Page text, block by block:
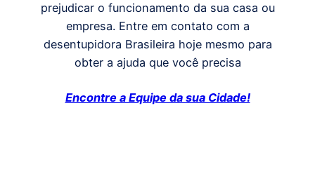
prejudicar o funcionamento da sua casa ou
empresa. Entre em contato com a
desentupidora Brasileira hoje mesmo para
obter a ajuda que você precisa
Encontre a Equipe da sua Cidade!